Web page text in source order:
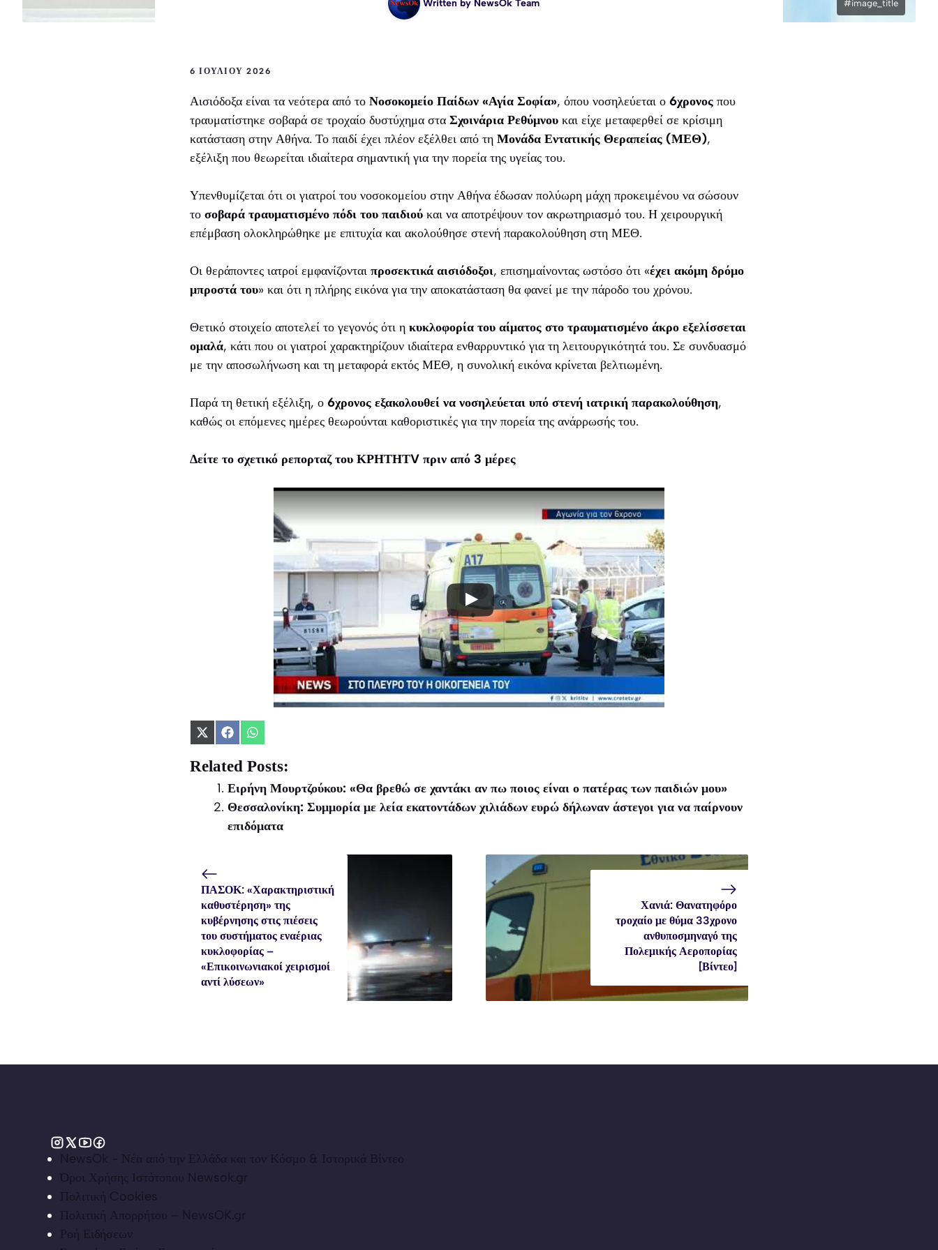
#image_title
Written by NewsOk Team
6 ΙΟΥΛΊΟΥ 2026
Αισιόδοξα είναι τα νεότερα από το Νοσοκομείο Παίδων «Αγία Σοφία», όπου νοσηλεύεται ο 6χρονος που
τραυματίστηκε σοβαρά σε τροχαίο δυστύχημα στα Σχοινάρια Ρεθύμνου και είχε μεταφερθεί σε κρίσιμη
κατάσταση στην Αθήνα. Το παιδί έχει πλέον εξέλθει από τη Μονάδα Εντατικής Θεραπείας (ΜΕΘ),
εξέλιξη που θεωρείται ιδιαίτερα σημαντική για την πορεία της υγείας του.
Υπενθυμίζεται ότι οι γιατροί του νοσοκομείου στην Αθήνα έδωσαν πολύωρη μάχη προκειμένου να σώσουν
το σοβαρά τραυματισμένο πόδι του παιδιού και να αποτρέψουν τον ακρωτηριασμό του. Η χειρουργική
επέμβαση ολοκληρώθηκε με επιτυχία και ακολούθησε στενή παρακολούθηση στη ΜΕΘ.
Οι θεράποντες ιατροί εμφανίζονται προσεκτικά αισιόδοξοι, επισημαίνοντας ωστόσο ότι «έχει ακόμη δρόμο
μπροστά του» και ότι η πλήρης εικόνα για την αποκατάσταση θα φανεί με την πάροδο του χρόνου.
Θετικό στοιχείο αποτελεί το γεγονός ότι η κυκλοφορία του αίματος στο τραυματισμένο άκρο εξελίσσεται
ομαλά, κάτι που οι γιατροί χαρακτηρίζουν ιδιαίτερα ενθαρρυντικό για τη λειτουργικότητά του. Σε συνδυασμό
με την αποσωλήνωση και τη μεταφορά εκτός ΜΕΘ, η συνολική εικόνα κρίνεται βελτιωμένη.
Παρά τη θετική εξέλιξη, ο 6χρονος εξακολουθεί να νοσηλεύεται υπό στενή ιατρική παρακολούθηση,
καθώς οι επόμενες ημέρες θεωρούνται καθοριστικές για την πορεία της ανάρρωσής του.
Δείτε το σχετικό ρεπορταζ του ΚΡΗΤΗΤV πριν από 3 μέρες
Share
X
(Twitter)
Share
Facebook
Share
WhatsApp
Related Posts:
Ειρήνη Μουρτζούκου: «Θα βρεθώ σε χαντάκι αν πω ποιος είναι ο πατέρας των παιδιών μου»
Θεσσαλονίκη: Συμμορία με λεία εκατοντάδων χιλιάδων ευρώ δήλωναν άστεγοι για να παίρνουν
επιδόματα
ΠΑΣΟΚ: «Χαρακτηριστική
καθυστέρηση» της
κυβέρνησης στις πιέσεις
του συστήματος εναέριας
κυκλοφορίας –
«Επικοινωνιακοί χειρισμοί
αντί λύσεων»
Χανιά: Θανατηφόρο
τροχαίο με θύμα 33χρονο
ανθυποσμηναγό της
Πολεμικής Αεροπορίας
[Βίντεο]
NewsOk - Νέα από την Ελλάδα και τον Κόσμο & Ιστορικά Βίντεο
Όροι Χρήσης Ιστότοπου Newsok.gr
Πολιτική Cookies
Πολιτική Απορρήτου – NewsOK.gr
Ροή Ειδήσεων